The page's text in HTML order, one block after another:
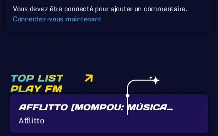
Vous devez être connecté pour ajouter un commentaire.
Connectez-vous maintenant
TOP LIST
PLAY FM
AFFLITTO [MOMPOU: MÚSICA
CALLADA]
Afflitto